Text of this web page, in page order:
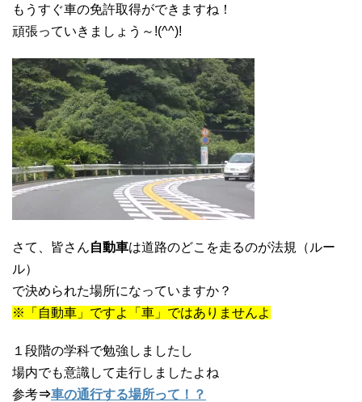
もうすぐ車の免許取得ができますね！
頑張っていきましょう～!(^^)!
さて、皆さん自動車は道路のどこを走るのが法規（ルー
ル）
で決められた場所になっていますか？
※「自動車」ですよ「車」ではありませんよ
１段階の学科で勉強しましたし
場内でも意識して走行しましたよね
参考⇒車の通行する場所って！？